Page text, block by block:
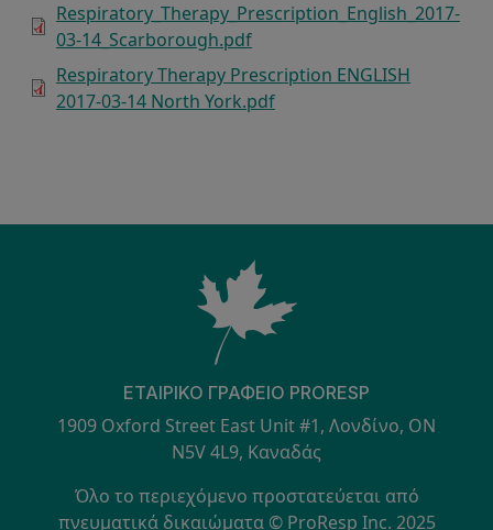
Respiratory_Therapy_Prescription_English_2017-
03-14_Scarborough.pdf
Respiratory Therapy Prescription ENGLISH
2017-03-14 North York.pdf
ΕΤΑΙΡΙΚΌ ΓΡΑΦΕΊΟ PRORESP
1909 Oxford Street East Unit #1, Λονδίνο, ON
N5V 4L9, Καναδάς
Όλο το περιεχόμενο προστατεύεται από
πνευματικά δικαιώματα © ProResp Inc. 2025